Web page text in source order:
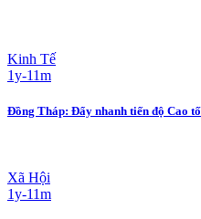
Kinh Tế
1y-11m
Đồng Tháp: Đẩy nhanh tiến độ Cao
Xã Hội
1y-11m